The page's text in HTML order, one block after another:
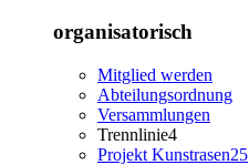
organisatorisch
Mitglied werden
Abteilungsordnung
Versammlungen
Trennlinie4
Projekt Kunstrasen25